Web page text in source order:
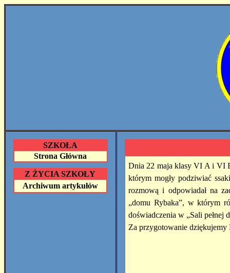
SZKOŁA
Strona Główna
Z ŻYCIA SZKOŁY
Archiwum artykułów
Dnia 22 maja klasy VI A i VI
którym mogły podziwiać
rozmową i odpowiadał na
„domu Rybaka”, w którym
doświadczenia w „Sali pełnej
Za przygotowanie dziękujemy